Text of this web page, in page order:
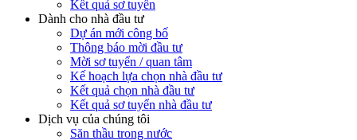
Kết quả sơ tuyển
Dành cho nhà đầu tư
Dự án mới công bố
Thông báo mời đầu tư
Mời sơ tuyển / quan tâm
Kế hoạch lựa chọn nhà đầu tư
Kết quả chọn nhà đầu tư
Kết quả sơ tuyển nhà đầu tư
Dịch vụ của chúng tôi
Săn thầu trong nước